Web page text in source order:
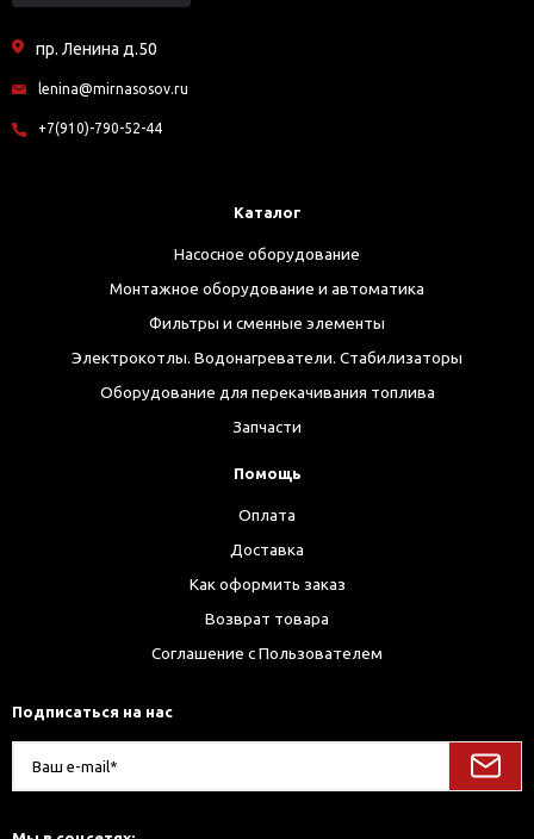
пр. Ленина д.50
lenina@mirnasosov.ru
+7(910)-790-52-44
Каталог
Насосное оборудование
Монтажное оборудование и автоматика
Фильтры и сменные элементы
Электрокотлы. Водонагреватели. Стабилизаторы
Оборудование для перекачивания топлива
Запчасти
Помощь
Оплата
Доставка
Как оформить заказ
Возврат товара
Соглашение с Пользователем
Подписаться на нас